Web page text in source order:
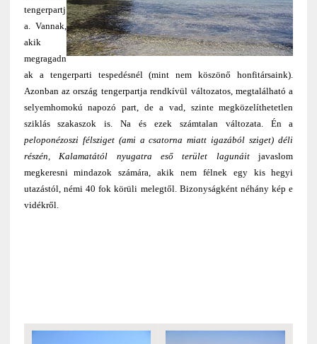
tengerpartj
a. Vannak,
akik
megragadn
ak a tengerparti tespedésnél (mint nem köszönő honfitársaink).
Azonban az ország tengerpartja rendkívül változatos, megtalálható a
selyemhomokú napozó part, de a vad, szinte megközelíthetetlen
sziklás szakaszok is. Na és ezek számtalan változata. Én a
peloponézoszi félsziget (ami a csatorna miatt igazából sziget) déli
részén, Kalamatától nyugatra eső terület lagunáitjavaslom
megkeresni mindazok számára, akik nem félnek egy kis hegyi
utazástól, némi 40 fok körüli melegtől. Bizonyságként néhány kép e
vidékről.